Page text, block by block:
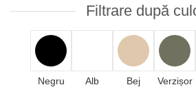
Filtrare după
Negru Alb Bej Verzișor